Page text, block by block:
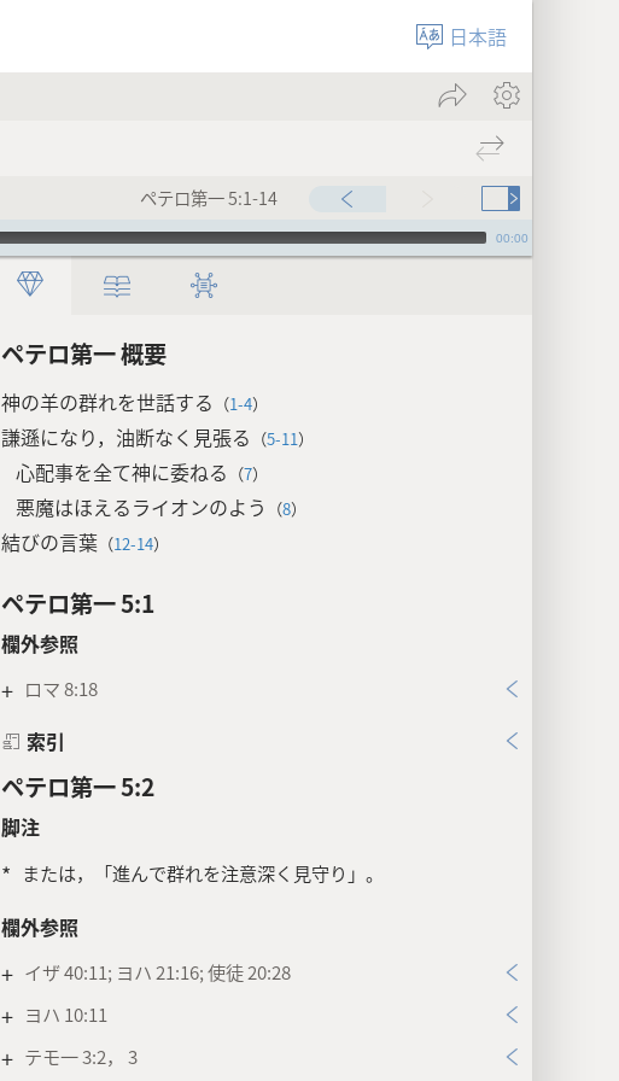
日本語
ペテロ第一 5:1-14
00:00
ペテロ第一 概要
神の羊の群れを世話する （1-4）
謙遜になり，油断なく見張る （5-11）
心配事を全て神に委ねる （7）
悪魔はほえるライオンのよう （8）
結びの言葉 （12-14）
ペテロ第一 5:1
欄外参照
+ ロマ 8:18
索引
ペテロ第一 5:2
脚注
* または，「進んで群れを注意深く見守り」。
欄外参照
+ イザ 40:11; ヨハ 21:16; 使徒 20:28
+ ヨハ 10:11
+ テモ一 3:2， 3